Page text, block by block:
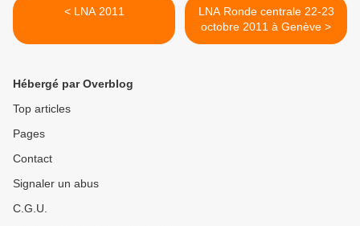
< LNA 2011
LNA Ronde centrale 22-23
octobre 2011 à Genève >
Hébergé par Overblog
Top articles
Pages
Contact
Signaler un abus
C.G.U.